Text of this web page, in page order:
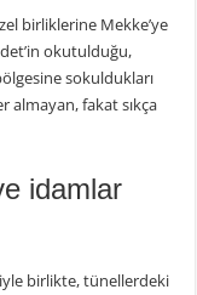
birliklerine Mekke’ye
okutulduğu,
sokuldukları
almayan, fakat sıkça
idamlar
birlikte, tünellerdeki